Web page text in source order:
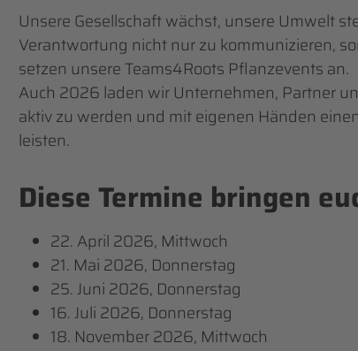
Unsere Gesellschaft wächst, unsere Umwelt
Verantwortung nicht nur zu kommunizieren,
setzen unsere Teams4Roots Pflanzevents an.
Auch 2026 laden wir Unternehmen, Partner
aktiv zu werden und mit eigenen Händen
leisten.
Diese Termine bringen
22. April 2026, Mittwoch
21. Mai 2026, Donnerstag
25. Juni 2026, Donnerstag
16. Juli 2026, Donnerstag
18. November 2026, Mittwoch